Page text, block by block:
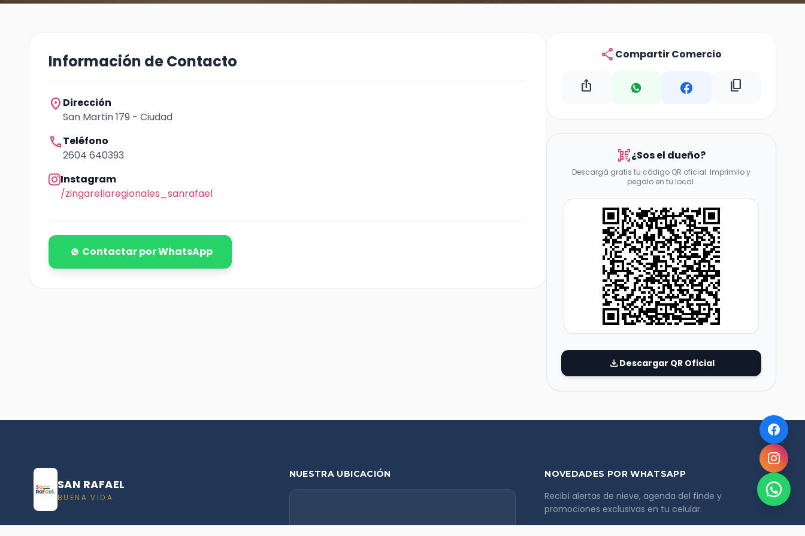
Información de Contacto
location_on Dirección
San Martin 179 - Ciudad
callTeléfono
2604 640393
Instagram
/zingarellaregionales_sanrafael
Contactar por WhatsApp
share Compartir Comercio
ios_share content_copy
qr_code_scanner¿Sos el dueño?
Descargá gratis tu código QR oficial. Imprimilo y
pegalo en tu local.
downloadDescargar QR Oficial
SAN RAFAEL
BUENA VIDA
NUESTRA UBICACIÓN NOVEDADES POR WHATSAPP
Recibí alertas de nieve, agenda del finde y
promociones exclusivas en tu celular.